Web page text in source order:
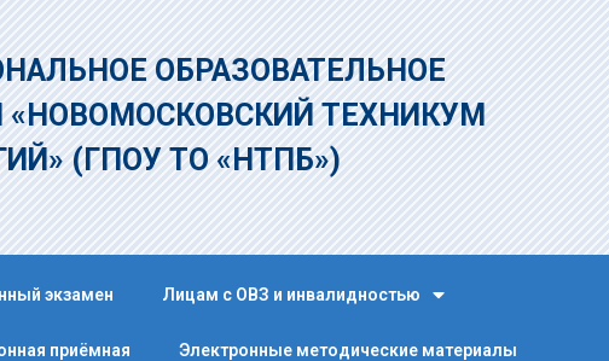
ОБРАЗОВАТЕЛЬНОЕ
«НОВОМОСКОВСКИЙ ТЕХНИКУМ
(ГПОУ ТО «НТПБ»)
экзамен Лицам с ОВЗ и инвалидностью
приёмная Электронные методические материалы